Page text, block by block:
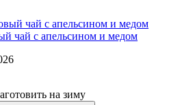
чай с апельсином и медом
на зиму